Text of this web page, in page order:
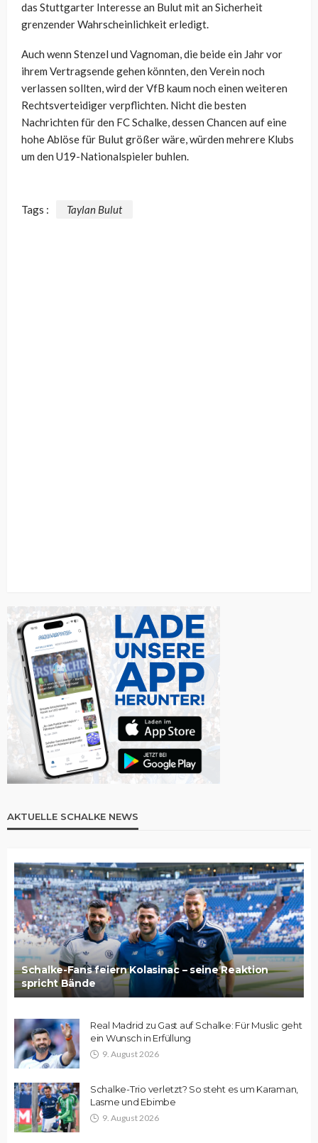
das Stuttgarter Interesse an Bulut mit an Sicherheit
grenzender Wahrscheinlichkeit erledigt.
Auch wenn Stenzel und Vagnoman, die beide ein Jahr vor
ihrem Vertragsende gehen könnten, den Verein noch
verlassen sollten, wird der VfB kaum noch einen weiteren
Rechtsverteidiger verpflichten. Nicht die besten
Nachrichten für den FC Schalke, dessen Chancen auf eine
hohe Ablöse für Bulut größer wäre, würden mehrere Klubs
um den U19-Nationalspieler buhlen.
Tags : Taylan Bulut
AKTUELLE SCHALKE NEWS
Schalke-Fans feiern Kolasinac – seine Reaktion
spricht Bände
Real Madrid zu Gast auf Schalke: Für Muslic geht
ein Wunsch in Erfüllung
9. August 2026
Schalke-Trio verletzt? So steht es um Karaman,
Lasme und Ebimbe
9. August 2026